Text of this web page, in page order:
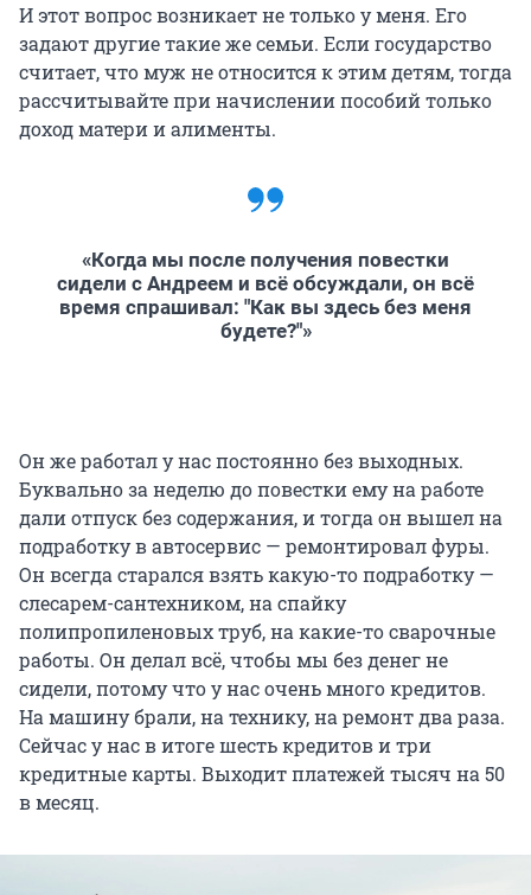
И этот вопрос возникает не только у меня. Его
задают другие такие же семьи. Если государство
считает, что муж не относится к этим детям, тогда
рассчитывайте при начислении пособий только
доход матери и алименты.
«Когда мы после получения повестки
сидели с Андреем и всё обсуждали, он всё
время спрашивал: "Как вы здесь без меня
будете?"»
Он же работал у нас постоянно без выходных.
Буквально за неделю до повестки ему на работе
дали отпуск без содержания, и тогда он вышел на
подработку в автосервис — ремонтировал фуры.
Он всегда старался взять какую-то подработку —
слесарем-сантехником, на спайку
полипропиленовых труб, на какие-то сварочные
работы. Он делал всё, чтобы мы без денег не
сидели, потому что у нас очень много кредитов.
На машину брали, на технику, на ремонт два раза.
Сейчас у нас в итоге шесть кредитов и три
кредитные карты. Выходит платежей тысяч на 50
в месяц.